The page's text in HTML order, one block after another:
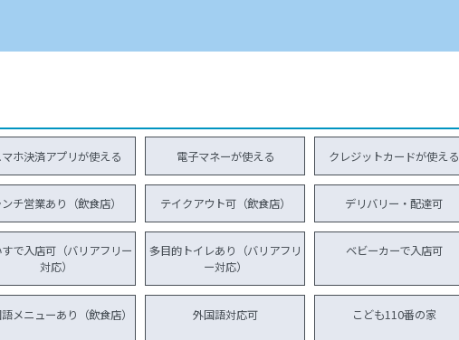
マホ決済アプリが使える 電子マネーが使える クレジットカードが使える
チ営業あり（飲食店） テイクアウト可（飲食店） デリバリー・配達可
で入店可（バリアフリー
対応）
多目的トイレあり（バリアフリ
ー対応）
ベビーカーで入店可
メニューあり（飲食店） 外国語対応可 こども110番の家